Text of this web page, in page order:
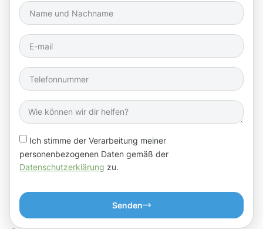
Ich stimme der Verarbeitung meiner
personenbezogenen Daten gemäß der
Datenschutzerklärung zu.
Senden